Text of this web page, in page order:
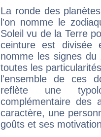
La ronde des
l'on nomme le
Soleil vu de la Terre
ceinture est divisée
nomme les signes
toutes les
l'ensemble de ces
reflète une
complémentaire des
caractère, une
goûts et ses